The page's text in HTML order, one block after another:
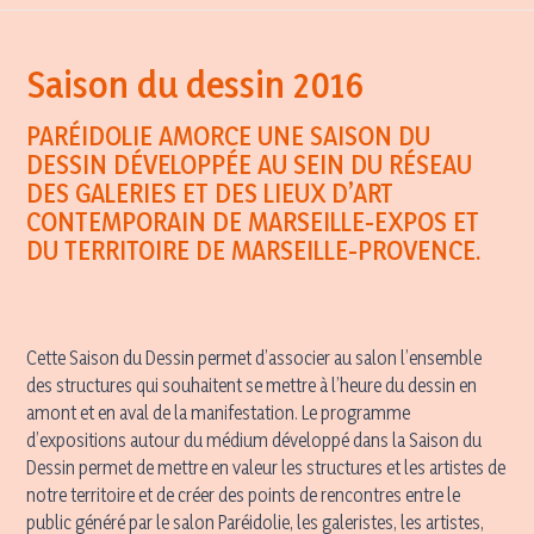
Saison du dessin 2016
PARÉIDOLIE AMORCE UNE SAISON DU
DESSIN DÉVELOPPÉE AU SEIN DU RÉSEAU
DES GALERIES ET DES LIEUX D’ART
CONTEMPORAIN DE MARSEILLE-EXPOS ET
DU TERRITOIRE DE MARSEILLE-PROVENCE.
Cette Saison du Dessin permet d’associer au salon l’ensemble
des structures qui souhaitent se mettre à l’heure du dessin en
amont et en aval de la manifestation. Le programme
d’expositions autour du médium développé dans la Saison du
Dessin permet de mettre en valeur les structures et les artistes de
notre territoire et de créer des points de rencontres entre le
public généré par le salon Paréidolie, les galeristes, les artistes,